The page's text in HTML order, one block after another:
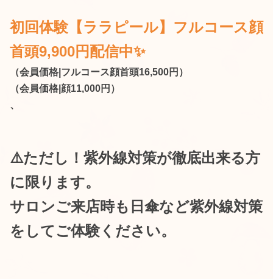
初回体験【ララピール】フルコース顔
首頭9,900円配信中✨
（会員価格|フルコース顔首頭16,500円）
（会員価格|顔11,000円）
、
⚠️ただし！紫外線対策が徹底出来る方
に限ります。
サロンご来店時も日傘など紫外線対策
をしてご体験ください。